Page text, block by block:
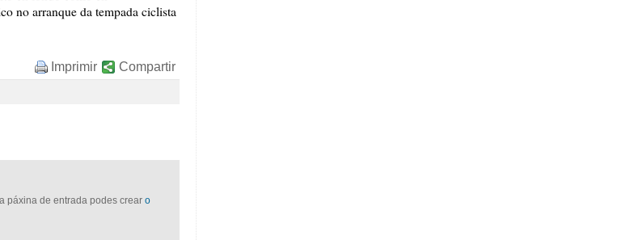
no arranque da tempada ciclista
Compartir
Imprimir
páxina de entrada podes crear o